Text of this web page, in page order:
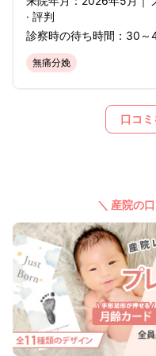
· 評判
診察時の待ち時間： 30～
無痛分娩
口コ
＼ 産院の